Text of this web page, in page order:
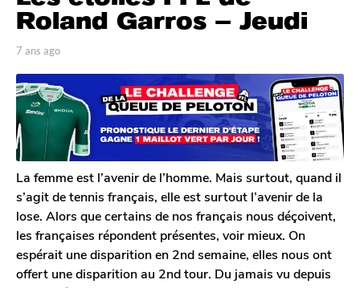
n
s
a
o
7
a
n
s
a
g
o
Roland Garros – Jeudi
p
r
A
n
t
o
i
n
D
e
c
l
r
7 ans ago
s
a
La femme est l’avenir de l’homme. Mais surtout, quand il
s’agit de tennis français, elle est surtout l’avenir de la
lose. Alors que certains de nos français nous déçoivent,
les françaises répondent présentes, voir mieux. On
espérait une disparition en 2nd semaine, elles nous ont
offert une disparition au 2nd tour. Du jamais vu depuis